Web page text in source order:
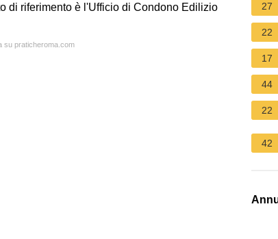
di riferimento è l'Ufficio di Condono Edilizio
su praticheroma.com
27
22
17
44
22
42